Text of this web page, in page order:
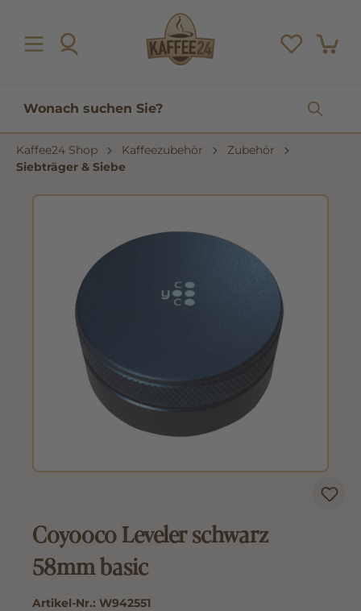
Kaffee24 Shop Kaffeezubehör
Zubehör
Siebträger & Siebe
Coyooco Leveler schwarz
58mm basic
Artikel-Nr.: W942551